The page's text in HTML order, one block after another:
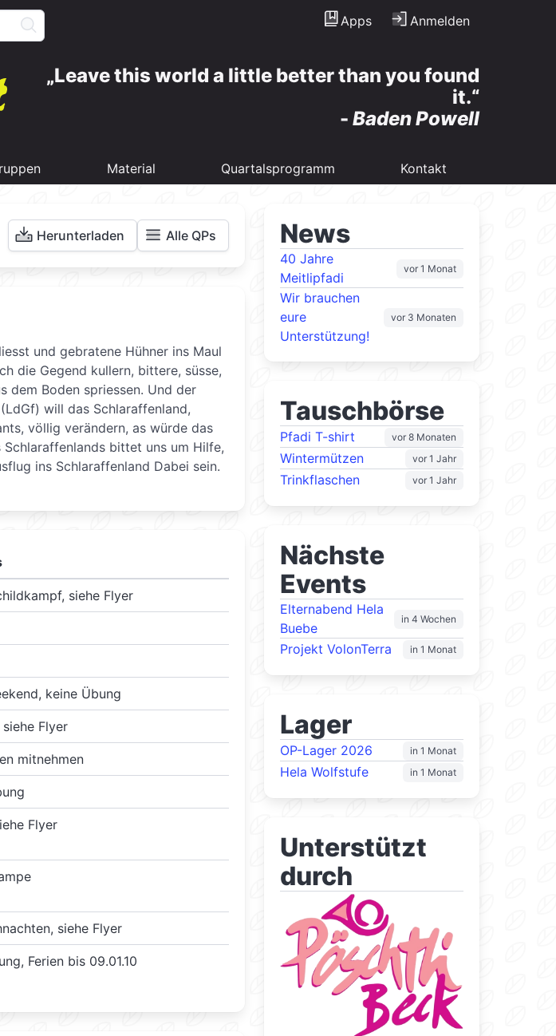
Apps Anmelden
Leave this world a little better than you found
it.
- Baden Powell
Material Quartalsprogramm Kontakt
Herunterladen Alle QPs
und gebratene Hühner ins Maul
die Gegend kullern, bittere, süsse,
dem Boden spriessen. Und der
will das Schlaraffenland,
völlig verändern, as würde das
bittet uns um Hilfe,
ins Schlaraffenland Dabei sein.
siehe Flyer
keine Übung
Flyer
mitnehmen
Flyer
siehe Flyer
Ferien bis 09.01.10
News
40 Jahre
Meitlipfadi
vor 1 Monat
Wir brauchen
eure
Unterstützung!
vor 3 Monaten
Tauschbörse
Pfadi T-shirt vor 8 Monaten
Wintermützen vor 1 Jahr
Trinkflaschen vor 1 Jahr
Nächste
Events
Elternabend Hela
Buebe
in 4 Wochen
Projekt VolonTerra in 1 Monat
Lager
OP-Lager 2026 in 1 Monat
Hela Wolfstufe in 1 Monat
Unterstützt
durch